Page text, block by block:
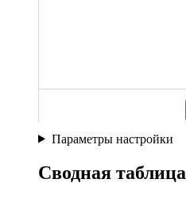
Параметры настройки
Сводная таблица